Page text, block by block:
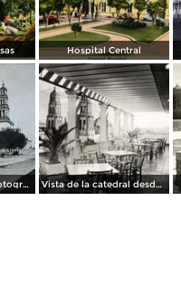
Hospital Central
La Catedral por el fotografo William H. Rau.. Vista de la catedral desde el Hotel Palacio Hilton